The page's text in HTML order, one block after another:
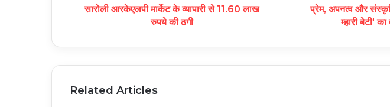
सारोली आरकेएलपी मार्केट के व्यापारी से 11.60 लाख
रुपये की ठगी
प्रेम, अपनत्व और
म्हारी बेटी'
Related Articles